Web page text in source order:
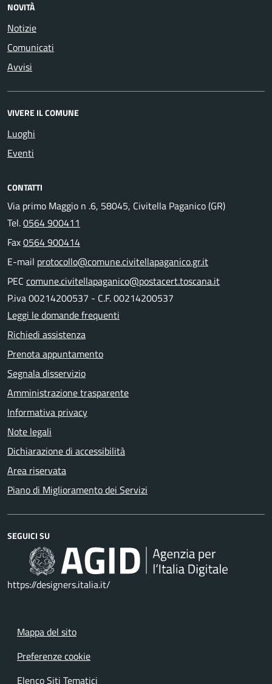
NOVITÀ
Notizie
Comunicati
Avvisi
VIVERE IL COMUNE
Luoghi
Eventi
CONTATTI
Via primo Maggio n .6, 58045, Civitella Paganico (GR)
Tel.0564 900411
Fax0564 900414
E-mail protocollo@comune.civitellapaganico.gr.it
PEC comune.civitellapaganico@postacert.toscana.it
P.iva 00214200537 - C.F. 00214200537
Leggi le domande frequenti
Richiedi assistenza
Prenota appuntamento
Segnala disservizio
Amministrazione trasparente
Informativa privacy
Note legali
Dichiarazione di accessibilità
Area riservata
Piano di Miglioramento dei Servizi
SEGUICI SU
https://designers.italia.it/
Mappa del sito
Preferenze cookie
Elenco Siti Tematici